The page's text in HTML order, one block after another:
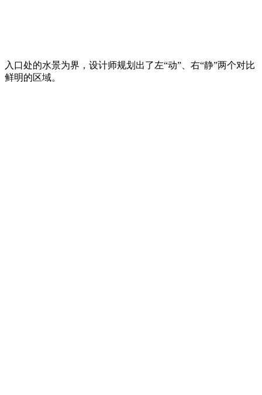
入口处的水景为界，设计师规划出了左“动”、右“静”两个对比
鲜明的区域。